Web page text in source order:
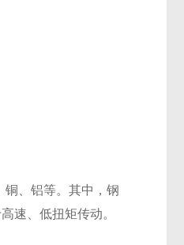
铜、铝等。其中，钢
速、低扭矩传动。